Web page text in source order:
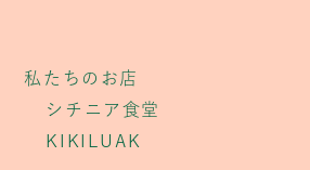
私たちのお店
シチニア食堂
KIKILUAK